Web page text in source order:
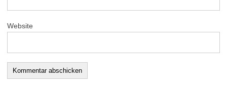
Website